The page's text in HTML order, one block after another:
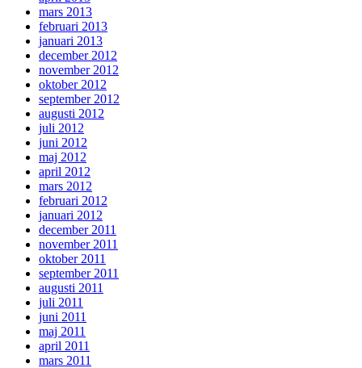
mars 2013
februari 2013
januari 2013
december 2012
november 2012
oktober 2012
september 2012
augusti 2012
juli 2012
juni 2012
maj 2012
april 2012
mars 2012
februari 2012
januari 2012
december 2011
november 2011
oktober 2011
september 2011
augusti 2011
juli 2011
juni 2011
maj 2011
april 2011
mars 2011